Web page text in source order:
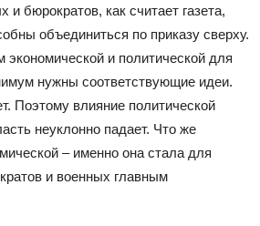
и бюрократов, как считает газета,
объединиться по приказу сверху.
экономической и политической для
нужны соответствующие идеи.
Поэтому влияние политической
неуклонно падает. Что же
– именно она стала для
и военных главным